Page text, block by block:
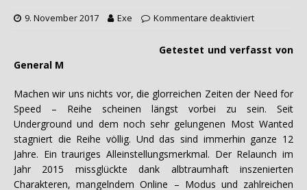
9. November 2017 Exe Kommentare deaktiviert
Getestet und verfasst von
General M
Machen wir uns nichts vor, die glorreichen Zeiten der Need for
Speed – Reihe scheinen längst vorbei zu sein. Seit
Underground und dem noch sehr gelungenen Most Wanted
stagniert die Reihe völlig. Und das sind immerhin ganze 12
Jahre. Ein trauriges Alleinstellungsmerkmal. Der Relaunch im
Jahr 2015 missglückte dank albtraumhaft inszenierten
Charakteren, mangelndem Online – Modus und zahlreichen